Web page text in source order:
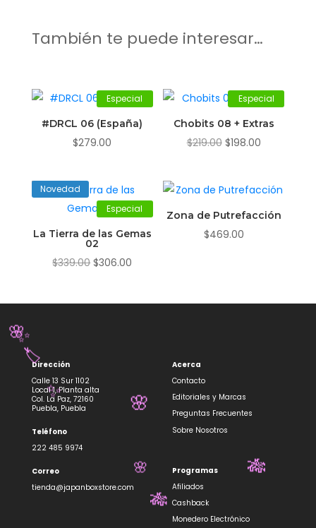
También te puede interesar…
Especial
#DRCL 06 (España)
$279.00
Especial
Chobits 08 + Extras
$219.00 El
era:
$219.00.
$198.00El
es:
$198.00.
Especial
Novedad
La Tierra de las Gemas
02
$339.00El
$306.00
Zona de Putrefacción
$469.00
Dirección
Calle 13 Sur 1102
Local 1, Planta alta
Col. La Paz, 72160
Puebla, Puebla
Teléfono
222 485 9974
Correo
tienda@japanboxstore.com
Acerca
Contacto
Editoriales y Marcas
Preguntas Frecuentes
Sobre Nosotros
Programas
Afiliados
Cashback
Monedero Electrónico
🌸
✨
🏷️
✨